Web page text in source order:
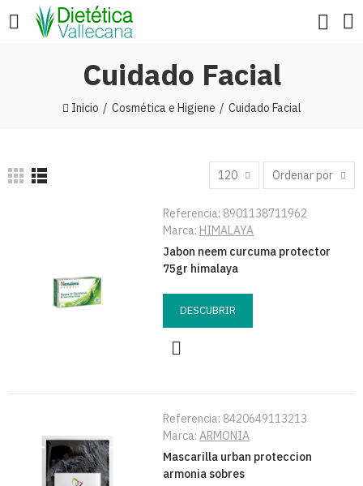
Cuidado Facial
Inicio Cosmética e Higiene Cuidado Facial
120 Ordenar por
Referencia: 8901138711962
Marca: HIMALAYA
Jabon neem curcuma protector
75gr himalaya
DESCUBRIR
Referencia: 8420649113213
Marca:ARMONIA
Mascarilla urban proteccion
armonia sobres